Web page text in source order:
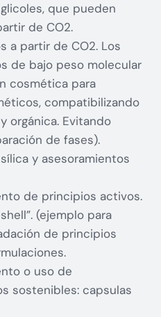
que pueden
de CO2.
a partir de CO2. Los
de bajo peso molecular
cosmética para
compatibilizando
orgánica. Evitando
de fases).
y asesoramientos
de principios activos.
(ejemplo para
de principios
o uso de
sostenibles: capsulas